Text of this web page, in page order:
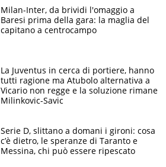
Milan-Inter, da brividi l'omaggio a
Baresi prima della gara: la maglia del
capitano a centrocampo
La Juventus in cerca di portiere, hanno
tutti ragione ma Atubolo alternativa a
Vicario non regge e la soluzione rimane
Milinkovic-Savic
Serie D, slittano a domani i gironi: cosa
c’è dietro, le speranze di Taranto e
Messina, chi può essere ripescato